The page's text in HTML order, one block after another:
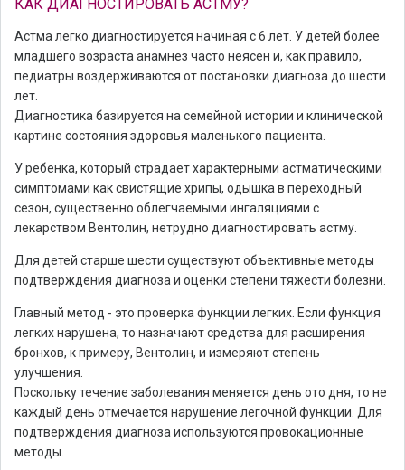
КАК ДИАГНОСТИРОВАТЬ АСТМУ?
Астма легко диагностируется начиная с 6 лет. У детей более
младшего возраста анамнез часто неясен и, как правило,
педиатры воздерживаются от постановки диагноза до шести
лет.
Диагностика базируется на семейной истории и клинической
картине состояния здоровья маленького пациента.
У ребенка, который страдает характерными астматическими
симптомами как свистящие хрипы, одышка в переходный
сезон, существенно облегчаемыми ингаляциями с
лекарством Вентолин, нетрудно диагностировать астму.
Для детей старше шести существуют объективные методы
подтверждения диагноза и оценки степени тяжести болезни.
Главный метод - это проверка функции легких. Если функция
легких нарушена, то назначают средства для расширения
бронхов, к примеру, Вентолин, и измеряют степень
улучшения.
Поскольку течение заболевания меняется день ото дня, то не
каждый день отмечается нарушение легочной функции. Для
подтверждения диагноза используются провокационные
методы.